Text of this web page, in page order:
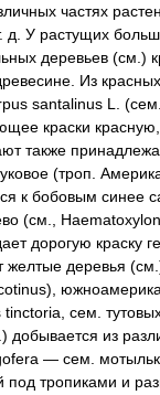
частях
д. У растущих
деревьев (см.)
Из
santalinus L.
краски
также
(троп.
к бобовым синее
(см.,
дорогую краску
желтые деревья
сем.
добывается из
— сем.
под тропиками и